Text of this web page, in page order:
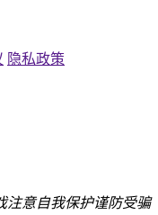
隐私政策
注意自我保护谨防受骗